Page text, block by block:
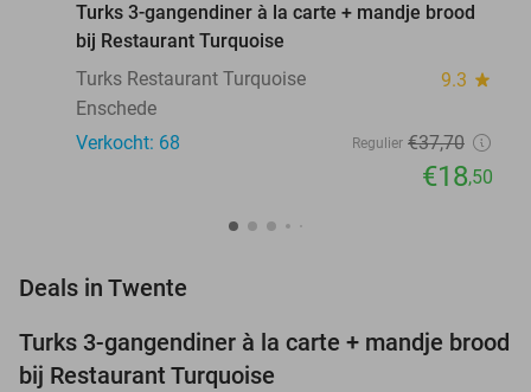
Turks 3-gangendiner à la carte + mandje brood
bij Restaurant Turquoise
Turks Restaurant Turquoise
9.3 star
Enschede
Verkocht: 68
Regulier €37,70
€18,50
Deals in Twente
51%
TODAY
Turks 3-gangendiner à la carte + mandje brood
bij Restaurant Turquoise